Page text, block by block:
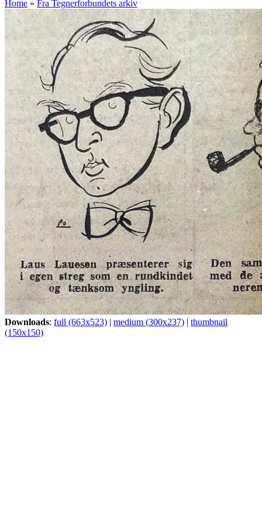
Home » Fra Tegnerforbundets arkiv
Downloads: full (663x523) | medium (300x237) | thumbnail
(150x150)